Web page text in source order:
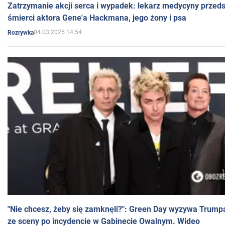
Zatrzymanie akcji serca i wypadek: lekarz medycyny
śmierci aktora Gene'a Hackmana, jego żony i psa
Rozrywka04.03.2025 14:54
"Nie chcesz, żeby się zamknęli?": Green Day wyzywa
ze sceny po incydencie w Gabinecie Owalnym. Wideo